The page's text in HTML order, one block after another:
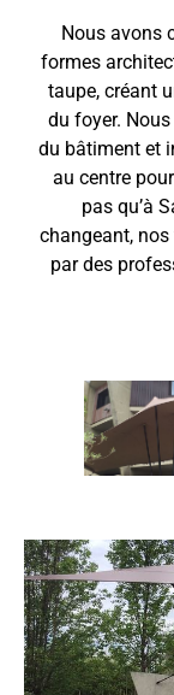
Nous avons
formes
taupe, créant
du foyer.
du bâtiment et
au centre
pas qu’à
changeant, nos
par des